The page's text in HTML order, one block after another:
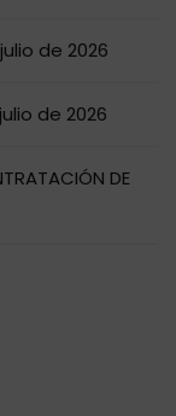
de 2026
de 2026
DE